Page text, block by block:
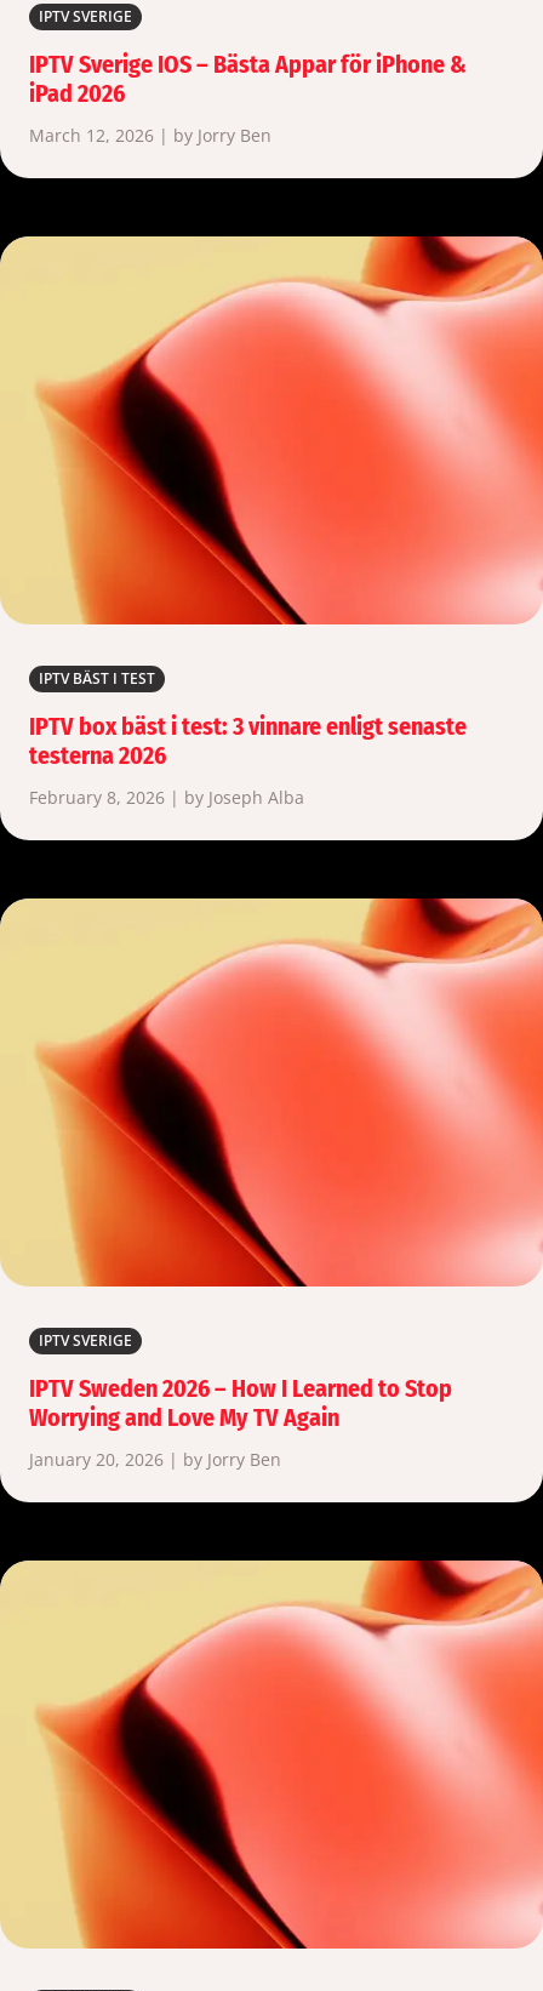
IPTV SVERIGE
IPTV Sverige IOS – Bästa Appar för iPhone &
iPad 2026
March 12, 2026 | by Jorry Ben
IPTV BÄST I TEST
IPTV box bäst i test: 3 vinnare enligt senaste
testerna 2026
February 8, 2026 | by Joseph Alba
IPTV SVERIGE
IPTV Sweden 2026 – How I Learned to Stop
Worrying and Love My TV Again
January 20, 2026 | by Jorry Ben